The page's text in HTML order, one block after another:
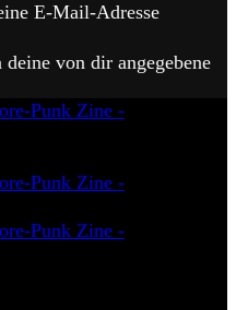
E-Mail-Adresse
von dir angegebene